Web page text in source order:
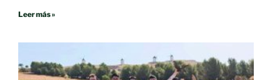
Leer más »